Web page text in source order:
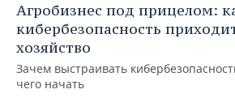
Агробизнес под прицелом:
кибербезопасность
хозяйство
Зачем выстраивать
чего начать